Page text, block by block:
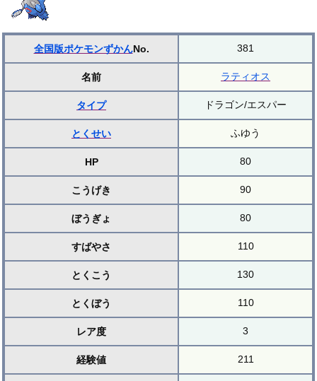
全国版ポケモンずかんNo. 381
名前 ラティオス
タイプ ドラゴン/エスパー
とくせい ふゆう
HP 80
こうげき 90
ぼうぎょ 80
すばやさ 110
とくこう 130
とくぼう 110
レア度 3
経験値 211